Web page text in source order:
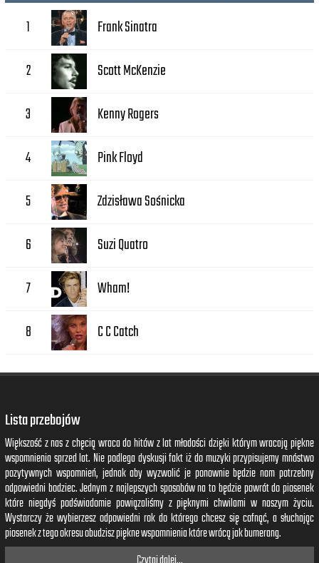
1 Frank Sinatra
2 Scott McKenzie
3 Kenny Rogers
4 Pink Floyd
5 Zdzisława Sośnicka
6 Suzi Quatro
7 Wham!
8 C C Catch
Lista przebojów
Większość z nas z chęcią wraca do hitów z lat młodości dzięki którym wracają piękne
wspomnienia sprzed lat. Nie podlega dyskusji fakt iż do muzyki przypisujemy mnóstwo
pozytywnych wspomnień, jednak aby wyzwolić je ponownie będzie nam potrzebny
odpowiedni bodziec. Jednym z najlepszych sposobów na to będzie powrót do piosenek
które niegdyś podświadomie powiązaliśmy z pięknymi chwilami w naszym życiu.
Wystarczy że wybierzesz odpowiedni rok do którego chcesz się cofnąć, a słuchając
piosenek z tego okresu obudzisz piękne wspomnienia które wrócą jak bumerang.